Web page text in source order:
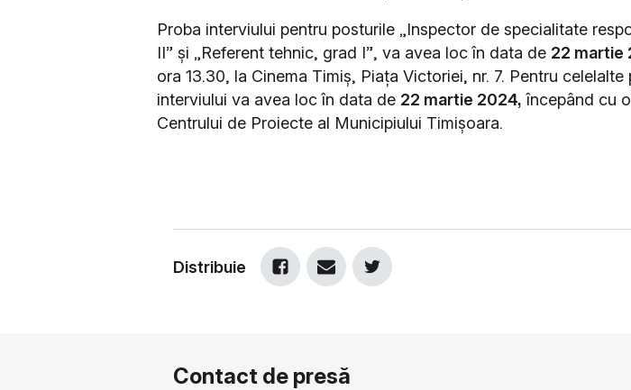
Proba interviului pentru posturile „Inspector de specialitate
II” și „Referent tehnic, grad I”, va avea loc în data de 22 martie
ora 13.30, la Cinema Timiș, Piața Victoriei, nr. 7. Pentru
interviului va avea loc în data de 22 martie 2024, începând cu
Centrului de Proiecte al Municipiului Timișoara.
Distribuie
Contact de presă